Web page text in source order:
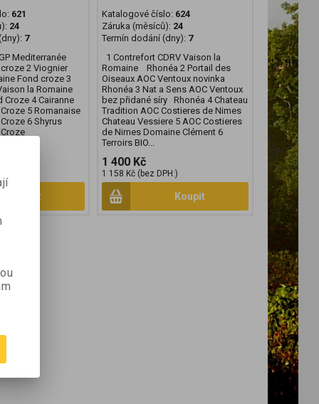
621
24
7
Mediterranée
2 Viognier
Fond croze 3
la Romaine
4 Cairanne
5 Romanaise
6 Shyrus
Koupit
Katalogové číslo: 624
Záruka (měsíců): 24
Termín dodání (dny): 7
1 Contrefort CDRV Vaison la
Romaine Rhonéa 2 Portail des
Oiseaux AOC Ventoux novinka
Rhonéa 3 Nat a Sens AOC Ventoux
bez přidané síry Rhonéa 4 Chateau
Tradition AOC Costieres de Nimes
Chateau Vessiere 5 AOC Costieres
de Nimes Domaine Clément 6
Terroirs BIO...
1 400 Kč
1 158 Kč (bez DPH:)
Koupit